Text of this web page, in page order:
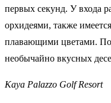
первых секунд. У входа
орхидеями, также
плавающими цветами.
необычайно вкусных
Kaya Palazzo Golf Resort